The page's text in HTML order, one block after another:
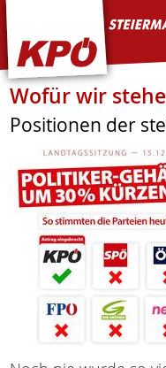
KPÖ Steiermark
Wofür wir
Positionen der